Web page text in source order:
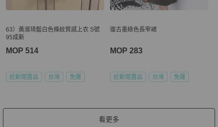
63）黃淑琦藍白色條紋質感上衣 S號
95成新
MOP 514
近新閒置品 台灣 免運
復古墨綠色長窄裙
MOP 283
近新閒置品 台灣 免運
看更多